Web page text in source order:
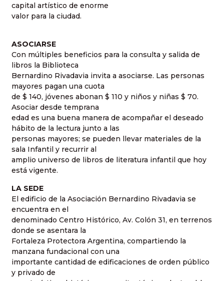
capital artístico de enorme
valor para la ciudad.
ASOCIARSE
Con múltiples beneficios para la consulta y salida de
libros la Biblioteca
Bernardino Rivadavia invita a asociarse. Las personas
mayores pagan una cuota
de $ 140, jóvenes abonan $ 110 y niños y niñas $ 70.
Asociar desde temprana
edad es una buena manera de acompañar el deseado
hábito de la lectura junto a las
personas mayores; se pueden llevar materiales de la
sala Infantil y recurrir al
amplio universo de libros de literatura infantil que hoy
está vigente.
LA SEDE
El edificio de la Asociación Bernardino Rivadavia se
encuentra en el
denominado Centro Histórico, Av. Colón 31, en terrenos
donde se asentara la
Fortaleza Protectora Argentina, compartiendo la
manzana fundacional con una
importante cantidad de edificaciones de orden público
y privado de